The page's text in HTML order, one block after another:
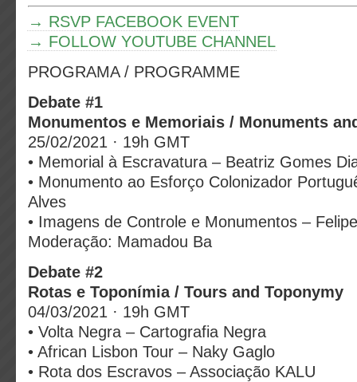
→ RSVP FACEBOOK EVENT
→ FOLLOW YOUTUBE CHANNEL
PROGRAMA / PROGRAMME
Debate #1
Monumentos e Memoriais / Monuments
25/02/2021 · 19h GMT
• Memorial à Escravatura – Beatriz Gomes
• Monumento ao Esforço Colonizador
Alves
• Imagens de Controle e Monumentos –
Moderação: Mamadou Ba
Debate #2
Rotas e Toponímia / Tours and Toponymy
04/03/2021 · 19h GMT
• Volta Negra – Cartografia Negra
• African Lisbon Tour – Naky Gaglo
• Rota dos Escravos – Associação KALU